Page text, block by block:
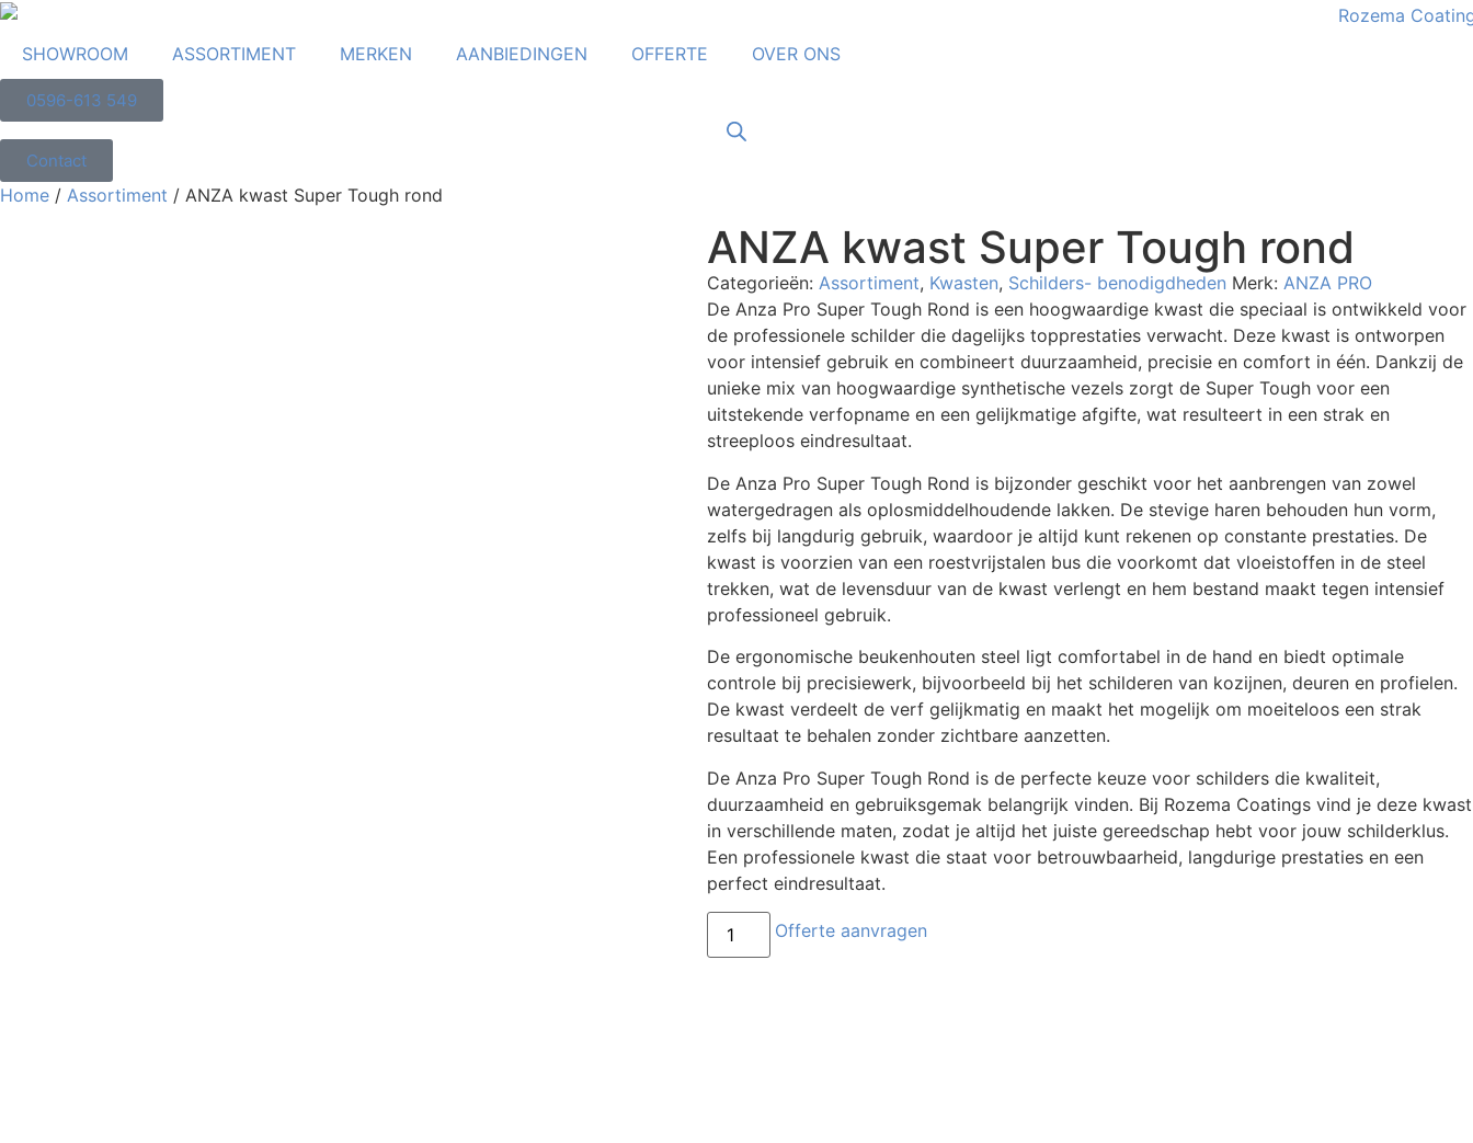
SHOWROOM ASSORTIMENT MERKEN AANBIEDINGEN OFFERTE OVER ONS
0596-613 549
Contact
Home / Assortiment / ANZA kwast Super Tough rond
ANZA kwast Super Tough rond
Categorieën: Assortiment, Kwasten, Schilders- benodigdheden Merk:ANZA PRO
De Anza Pro Super Tough Rond is een hoogwaardige kwast die speciaal is ontwikkeld voor
de professionele schilder die dagelijks topprestaties verwacht. Deze kwast is ontworpen
voor intensief gebruik en combineert duurzaamheid, precisie en comfort in één. Dankzij de
unieke mix van hoogwaardige synthetische vezels zorgt de Super Tough voor een
uitstekende verfopname en een gelijkmatige afgifte, wat resulteert in een strak en
streeploos eindresultaat.
De Anza Pro Super Tough Rond is bijzonder geschikt voor het aanbrengen van zowel
watergedragen als oplosmiddelhoudende lakken. De stevige haren behouden hun vorm,
zelfs bij langdurig gebruik, waardoor je altijd kunt rekenen op constante prestaties. De
kwast is voorzien van een roestvrijstalen bus die voorkomt dat vloeistoffen in de steel
trekken, wat de levensduur van de kwast verlengt en hem bestand maakt tegen intensief
professioneel gebruik.
De ergonomische beukenhouten steel ligt comfortabel in de hand en biedt optimale
controle bij precisiewerk, bijvoorbeeld bij het schilderen van kozijnen, deuren en profielen.
De kwast verdeelt de verf gelijkmatig en maakt het mogelijk om moeiteloos een strak
resultaat te behalen zonder zichtbare aanzetten.
De Anza Pro Super Tough Rond is de perfecte keuze voor schilders die kwaliteit,
duurzaamheid en gebruiksgemak belangrijk vinden. Bij Rozema Coatings vind je deze kwast
in verschillende maten, zodat je altijd het juiste gereedschap hebt voor jouw schilderklus.
Een professionele kwast die staat voor betrouwbaarheid, langdurige prestaties en een
perfect eindresultaat.
Offerte aanvragen